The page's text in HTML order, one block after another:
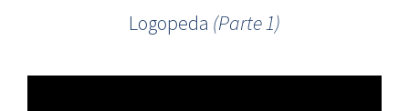
Logopeda (Parte 1)